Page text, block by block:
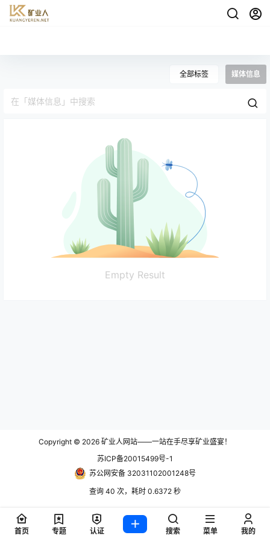
全部标签 媒体信息
Empty Result
Copyright © 2026 矿业人网站——一站在手尽享矿业盛宴！
苏ICP备20015499号-1
苏公网安备 32031102001248号
查询 40 次，耗时 0.6372 秒
首页 专题 认证 搜索 菜单 我的